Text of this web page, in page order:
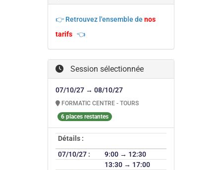
👉 Retrouvez l'ensemble de nos
tarifs 👈
Session sélectionnée
07/10/27 → 08/10/27
FORMATIC CENTRE - TOURS
6 places restantes
Détails :
07/10/27 :
9:00 → 12:30
13:30 → 17:00